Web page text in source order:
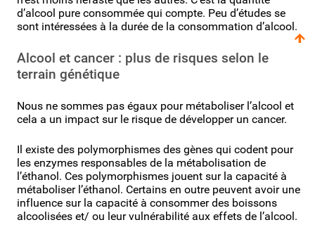
d’alcool pure consommée qui compte. Peu d’études se
sont intéressées à la durée de la consommation d’alcool.
Alcool et cancer : plus de risques selon le
terrain génétique
Nous ne sommes pas égaux pour métaboliser l’alcool et
cela a un impact sur le risque de développer un cancer.
Il existe des polymorphismes des gènes qui codent pour
les enzymes responsables de la métabolisation de
l’éthanol. Ces polymorphismes jouent sur la capacité à
métaboliser l’éthanol. Certains en outre peuvent avoir une
influence sur la capacité à consommer des boissons
alcoolisées et/ ou leur vulnérabilité aux effets de l’alcool.